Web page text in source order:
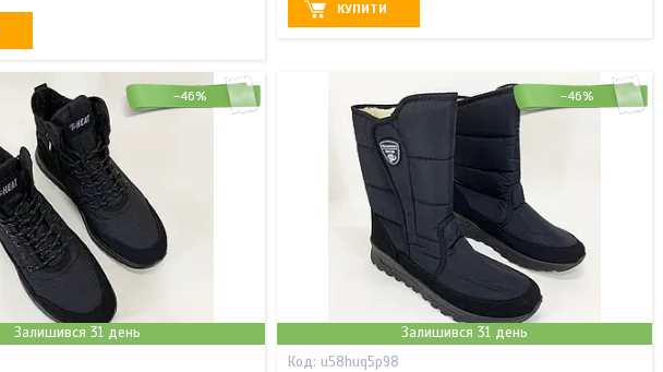
КУПИТИ
–46%
Залишився 31 день
–46%
Залишився 31 день
u58huq5p98